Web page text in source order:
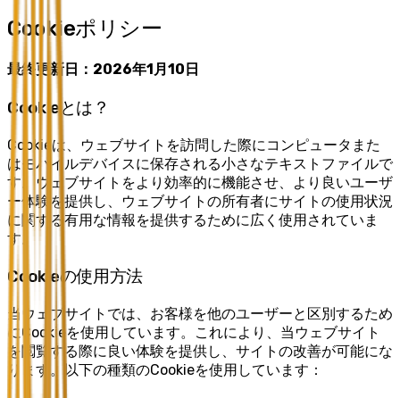
Cookieポリシー
最終更新日：2026年1月10日
Cookieとは？
Cookieは、ウェブサイトを訪問した際にコンピュータまた
はモバイルデバイスに保存される小さなテキストファイルで
す。ウェブサイトをより効率的に機能させ、より良いユーザ
ー体験を提供し、ウェブサイトの所有者にサイトの使用状況
に関する有用な情報を提供するために広く使用されていま
す。
Cookieの使用方法
当ウェブサイトでは、お客様を他のユーザーと区別するため
にCookieを使用しています。これにより、当ウェブサイト
を閲覧する際に良い体験を提供し、サイトの改善が可能にな
ります。以下の種類のCookieを使用しています：